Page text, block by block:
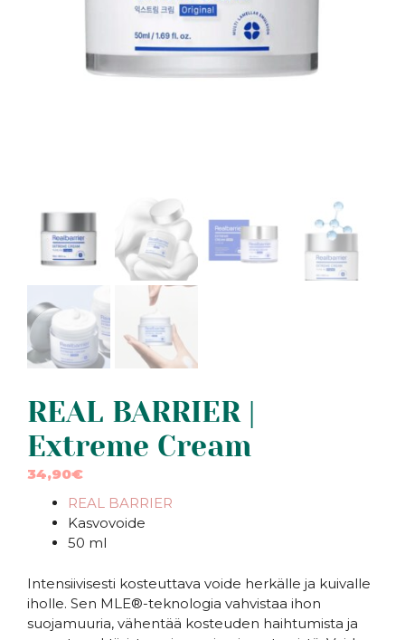
REAL BARRIER |
Extreme Cream
34,90€
REAL BARRIER
Kasvovoide
50 ml
Intensiivisesti kosteuttava voide herkälle ja kuivalle
iholle. Sen MLE®-teknologia vahvistaa ihon
suojamuuria, vähentää kosteuden haihtumista ja